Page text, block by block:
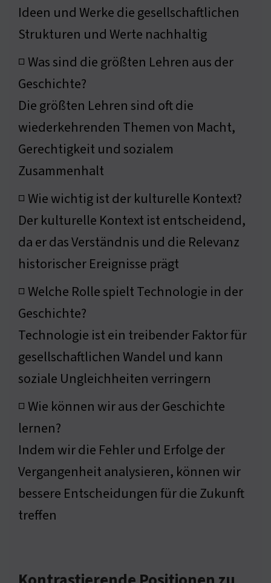
Ideen und Werke die gesellschaftlichen
Strukturen und Werte nachhaltig
◽ Was sind die größten Lehren aus der
Geschichte?
Die größten Lehren sind oft die
wiederkehrenden Themen von Macht,
Gerechtigkeit und sozialem
Zusammenhalt
◽ Wie wichtig ist der kulturelle Kontext?
Der kulturelle Kontext ist entscheidend,
da er das Verständnis und die Relevanz
historischer Ereignisse prägt
◽ Welche Rolle spielt Technologie in der
Geschichte?
Technologie ist ein treibender Faktor für
gesellschaftlichen Wandel und kann
soziale Ungleichheiten verringern
◽ Wie können wir aus der Geschichte
lernen?
Indem wir die Fehler und Erfolge der
Vergangenheit analysieren, können wir
bessere Entscheidungen für die Zukunft
treffen